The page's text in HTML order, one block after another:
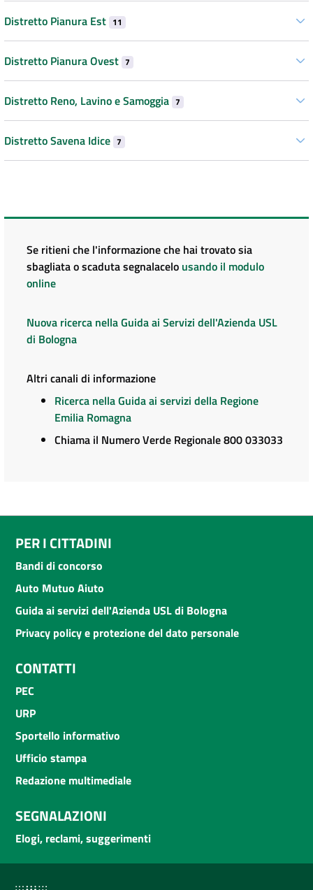
Distretto Pianura Est 11
Distretto Pianura Ovest 7
Distretto Reno, Lavino e Samoggia 7
Distretto Savena Idice 7
Se ritieni che l'informazione che hai trovato sia
sbagliata o scaduta segnalacelo usando il modulo
online
Nuova ricerca nella Guida ai Servizi dell'Azienda USL
di Bologna
Altri canali di informazione
Ricerca nella Guida ai servizi della Regione
Emilia Romagna
Chiama il Numero Verde Regionale 800 033033
PER I CITTADINI
Bandi di concorso
Auto Mutuo Aiuto
Guida ai servizi dell'Azienda USL di Bologna
Privacy policy e protezione del dato personale
CONTATTI
PEC
URP
Sportello informativo
Ufficio stampa
Redazione multimediale
SEGNALAZIONI
Elogi, reclami, suggerimenti